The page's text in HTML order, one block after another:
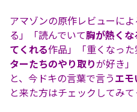
アマゾンの原作レビューに
る」「読んでいて胸が熱くな
てくれる作品」「重くなっ
ターたちのやり取りが好き」
と、今ドキの言葉で言うエモ
と来た方はチェックしてみて